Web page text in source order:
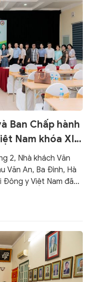
Ban Chấp hành
Nam khóa XIV
cho Đại hội
năm ngày
2, Nhà khách Văn
Văn An, Ba Đình, Hà
y Việt Nam đã
vụ và Hội nghị